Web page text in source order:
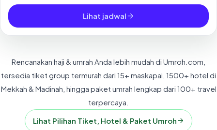
Lihat jadwal
Rencanakan haji & umrah Anda lebih mudah di Umroh.com,
tersedia tiket group termurah dari 15+ maskapai, 1500+ hotel di
Mekkah & Madinah, hingga paket umrah lengkap dari 100+ travel
terpercaya.
Lihat Pilihan Tiket, Hotel & Paket Umroh